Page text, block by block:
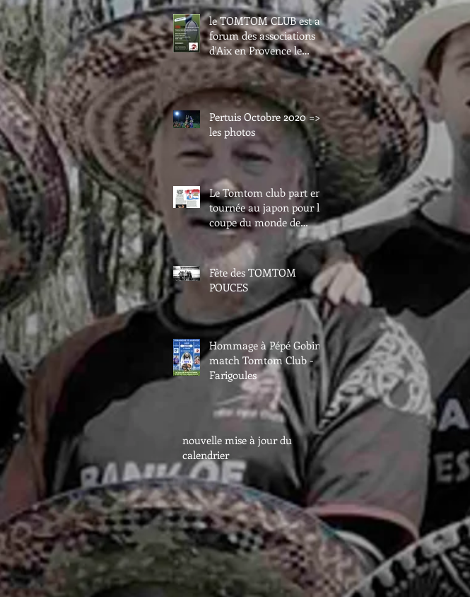
le TOMTOM CLUB est au
forum des associations
d'Aix en Provence le
samedi 6 septembre.
Passez nous voir au val
de l'arc.
Pertuis Octobre 2020 =>
les photos
Le Tomtom club part en
tournée au japon pour la
coupe du monde de
rugby
Fête des TOMTOM
POUCES
Hommage à Pépé Gobin -
match Tomtom Club -
Farigoules
nouvelle mise à jour du
calendrier